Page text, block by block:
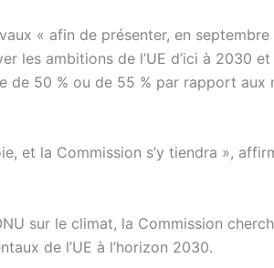
« afin de présenter, en
les ambitions de l’UE d’ici à 2030
de 50 % ou de 55 % par rapport aux
et la Commission s’y tiendra »,
sur le climat, la Commission
de l’UE à l’horizon 2030.